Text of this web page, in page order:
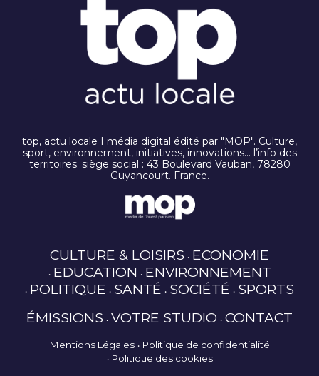
top, actu locale I média digital édité par "MOP". Culture,
sport, environnement, initiatives, innovations… l’info des
territoires. siège social : 43 Boulevard Vauban, 78280
Guyancourt. France.
CULTURE & LOISIRS ECONOMIE
EDUCATION ENVIRONNEMENT
POLITIQUE SANTÉ SOCIÉTÉ SPORTS
ÉMISSIONS VOTRE STUDIO CONTACT
Mentions Légales
Politique de confidentialité
Politique des cookies